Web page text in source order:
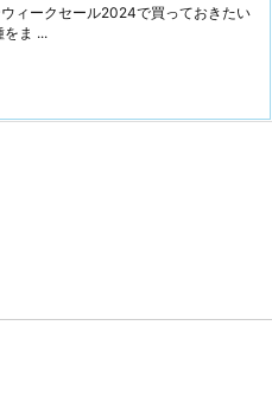
ィークセール2024で買っておきたい
ま ...